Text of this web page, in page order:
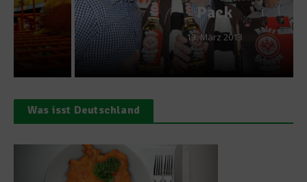
Pack
13. März 2013
Was isst Deutschland